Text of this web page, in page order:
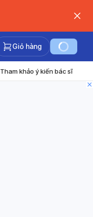
Giỏ hàng
Tham khảo ý kiến bác sĩ